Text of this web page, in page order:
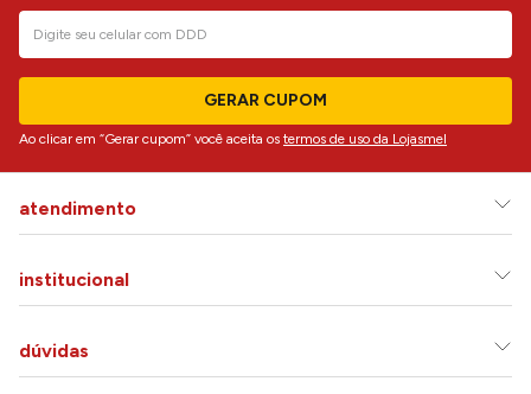
GERAR CUPOM
Ao clicar em “Gerar cupom” você aceita os termos de uso da Lojasmel
atendimento
institucional
dúvidas